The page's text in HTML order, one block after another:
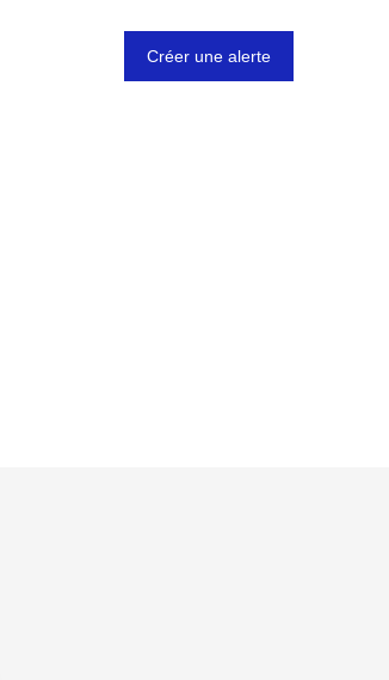
Créer une alerte